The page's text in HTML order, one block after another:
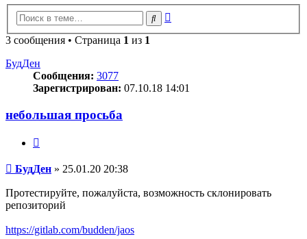
Поиск
3 сообщения • Страница 1 из 1
БудДен
Сообщения: 3077
Зарегистрирован: 07.10.18 14:01
небольшая просьба
Сообщение
БудДен » 25.01.20 20:38
Протестируйте, пожалуйста, возможность склонировать
репозиторий
https://gitlab.com/budden/jaos